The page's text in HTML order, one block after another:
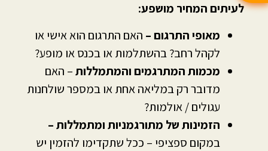
לעיתים המחיר מושפע:
מאופי התרגום – האם התרגום הוא אישי או
לקהל רחב? בהשתלמות או בכנס או מופע?
מכמות המתרגמים והמתמללות– האם
מדובר רק במליאה אחת או במספר שולחנות
עגולים / אולמות?
הזמינות של מתורגמניות ומתמללות –
במקום ספציפי – ככל שתקדימו להזמין יש